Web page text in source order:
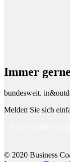
Immer
bundesweit.
Melden Sie sich
© 2020 Business